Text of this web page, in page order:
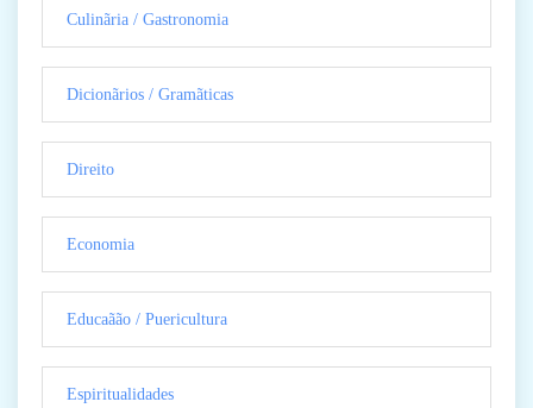
Culinãria / Gastronomia
Dicionãrios / Gramãticas
Direito
Economia
Educaãão / Puericultura
Espiritualidades